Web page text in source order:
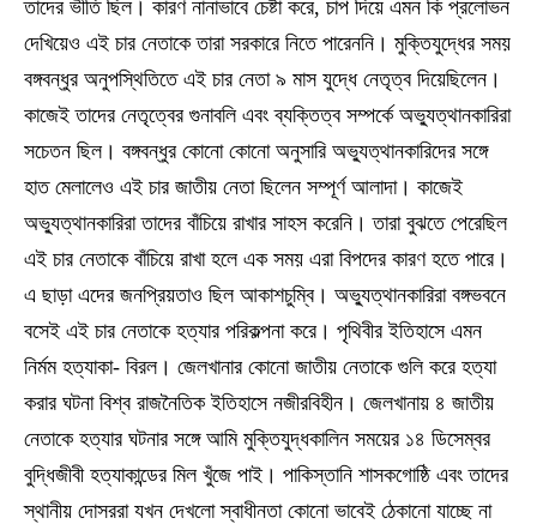
তাদের ভীতি ছিল। কারণ নানাভাবে চেষ্টা করে, চাপ দিয়ে এমন কি প্রলোভন
দেখিয়েও এই চার নেতাকে তারা সরকারে নিতে পারেননি। মুক্তিযুদ্ধের সময়
বঙ্গবন্ধুর অনুপস্থিতিতে এই চার নেতা ৯ মাস যুদ্ধে নেতৃত্ব দিয়েছিলেন।
কাজেই তাদের নেতৃত্বের গুনাবলি এবং ব্যক্তিত্ব সম্পর্কে অভ্যুত্থানকারিরা
সচেতন ছিল। বঙ্গবন্ধুর কোনো কোনো অনুসারি অভ্যুত্থানকারিদের সঙ্গে
হাত মেলালেও এই চার জাতীয় নেতা ছিলেন সম্পূর্ণ আলাদা। কাজেই
অভ্যুত্থানকারিরা তাদের বাঁচিয়ে রাখার সাহস করেনি। তারা বুঝতে পেরেছিল
এই চার নেতাকে বাঁচিয়ে রাখা হলে এক সময় এরা বিপদের কারণ হতে পারে।
এ ছাড়া এদের জনপ্রিয়তাও ছিল আকাশচুম্বি। অভ্যুত্থানকারিরা বঙ্গভবনে
বসেই এই চার নেতাকে হত্যার পরিকল্পনা করে। পৃথিবীর ইতিহাসে এমন
নির্মম হত্যাকা- বিরল। জেলখানার কোনো জাতীয় নেতাকে গুলি করে হত্যা
করার ঘটনা বিশ্ব রাজনৈতিক ইতিহাসে নজীরবিহীন। জেলখানায় ৪ জাতীয়
নেতাকে হত্যার ঘটনার সঙ্গে আমি মুক্তিযুদ্ধকালিন সময়ের ১৪ ডিসেম্বর
বুদ্ধিজীবী হত্যাকান্ডের মিল খুঁজে পাই। পাকিস্তানি শাসকগোষ্ঠি এবং তাদের
স্থানীয় দোসররা যখন দেখলো স্বাধীনতা কোনো ভাবেই ঠেকানো যাচ্ছে না